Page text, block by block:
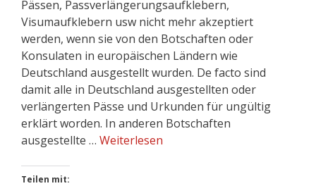
Pässen, Passverlängerungsaufklebern,
Visumaufklebern usw nicht mehr akzeptiert
werden, wenn sie von den Botschaften oder
Konsulaten in europäischen Ländern wie
Deutschland ausgestellt wurden. De facto sind
damit alle in Deutschland ausgestellten oder
verlängerten Pässe und Urkunden für ungültig
erklärt worden. In anderen Botschaften
ausgestellte … Weiterlesen
Teilen mit: